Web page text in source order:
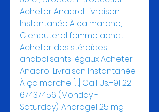
Acheter Anadrol Livraison
Instantanée À ça marche,
Clenbuterol femme achat –
Acheter des stéroïdes
anabolisants légaux Acheter
Anadrol Livraison Instantanée
À ça marche […] Call Us:+91 22
67437456 (Monday -
Saturday). Androgel 25 mg